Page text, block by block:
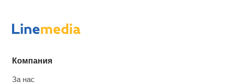
Компания
За нас